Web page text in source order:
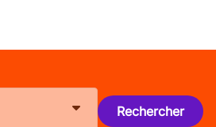
Rechercher